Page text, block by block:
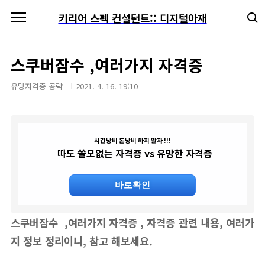
키리어 스펙 컨설턴트:: 디지털아재
스쿠버잠수 ,여러가지 자격증
유망자격증 공략 2021. 4. 16. 19:10
시간낭비 돈낭비 하지 말자 !!!
따도 쓸모없는 자격증 vs 유망한 자격증
바로확인
스쿠버잠수 ,여러가지 자격증, 자격증 관련 내용, 여러가
지 정보 정리이니, 참고 해보세요.